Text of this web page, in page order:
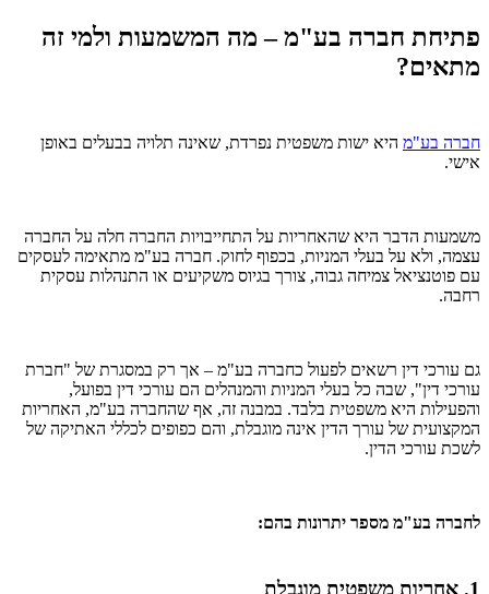
פתיחת חברה בע"מ – מה המשמעות ולמי זה
מתאים?
חברה בע"מ היא ישות משפטית נפרדת, שאינה תלויה בבעלים באופן
אישי.
משמעות הדבר היא שהאחריות על התחייבויות החברה חלה על החברה
עצמה, ולא על בעלי המניות, בכפוף לחוק. חברה בע"מ מתאימה לעסקים
עם פוטנציאל צמיחה גבוה, צורך בגיוס משקיעים או התנהלות עסקית
רחבה.
גם עורכי דין רשאים לפעול כחברה בע"מ – אך רק במסגרת של "חברת
עורכי דין", שבה כל בעלי המניות והמנהלים הם עורכי דין בפועל,
והפעילות היא משפטית בלבד. במבנה זה, אף שהחברה בע"מ, האחריות
המקצועית של עורך הדין אינה מוגבלת, והם כפופים לכללי האתיקה של
לשכת עורכי הדין.
לחברה בע"מ מספר יתרונות בהם:
1. אחריות משפטית מוגבלת